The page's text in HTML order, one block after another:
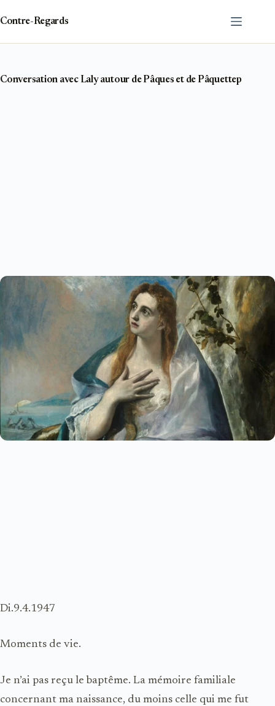
contenu
Contre-Regards
Conversation avec Laly autour de Pâques et de Pâquettep
Di.9.4.1947
Moments de vie.
Je n’ai pas reçu le baptême. La mémoire familiale
concernant ma naissance, du moins celle qui me fut